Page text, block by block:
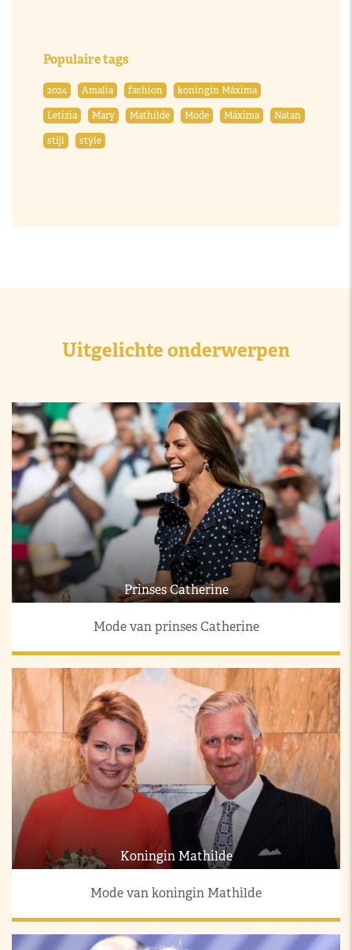
Populaire tags
2024 Amalia fashion
koningin Máxima
Letizia
Mary Mathilde Mode Máxima
Natan
stijl
style
Uitgelichte onderwerpen
Prinses Catherine
Mode van prinses Catherine
Koningin Mathilde
Mode van koningin Mathilde